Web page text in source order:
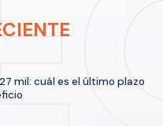
mil: cuál es el último plazo